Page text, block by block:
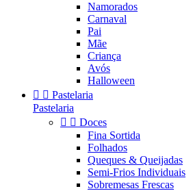
Namorados
Carnaval
Pai
Mãe
Criança
Avós
Halloween
  Pastelaria
Pastelaria
  Doces
Fina Sortida
Folhados
Queques & Queijadas
Semi-Frios Individuais
Sobremesas Frescas